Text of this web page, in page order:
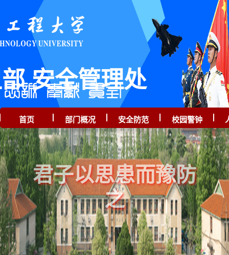
安全管理处
首页 部门概况 安全防范 校园警钟
君子以思患而豫防
之